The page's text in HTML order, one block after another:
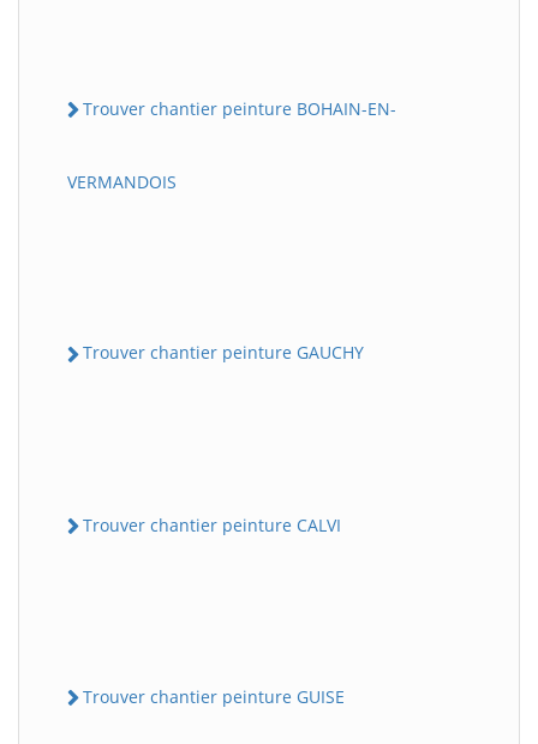
Trouver chantier peinture BOHAIN-EN-
VERMANDOIS
Trouver chantier peinture GAUCHY
Trouver chantier peinture CALVI
Trouver chantier peinture GUISE